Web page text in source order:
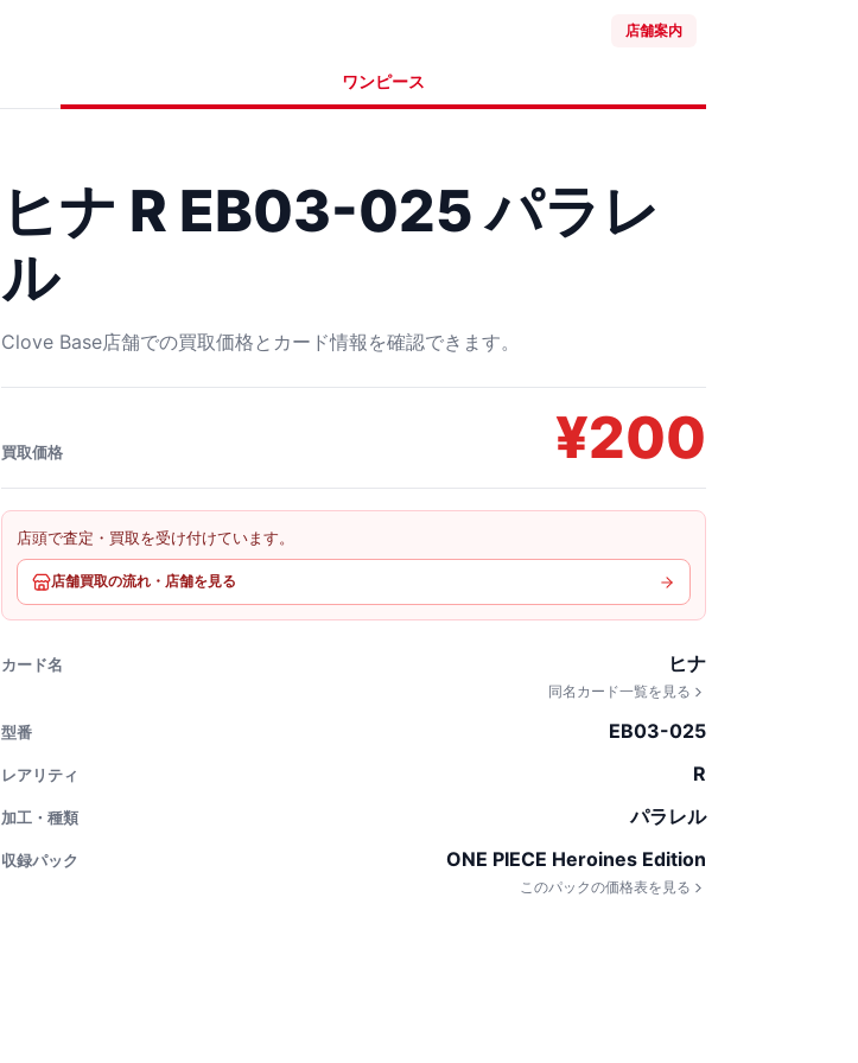
店舗案内
ワンピース
ヒナ R EB03-025 パラレ
ル
Clove Base店舗での買取価格とカード情報を確認できます。
買取価格 ¥200
店頭で査定・買取を受け付けています。
店舗買取の流れ・店舗を見る
カード名 ヒナ
同名カード一覧を見る
型番 EB03-025
レアリティ R
加工・種類 パラレル
収録パック ONE PIECE Heroines Edition
このパックの価格表を見る